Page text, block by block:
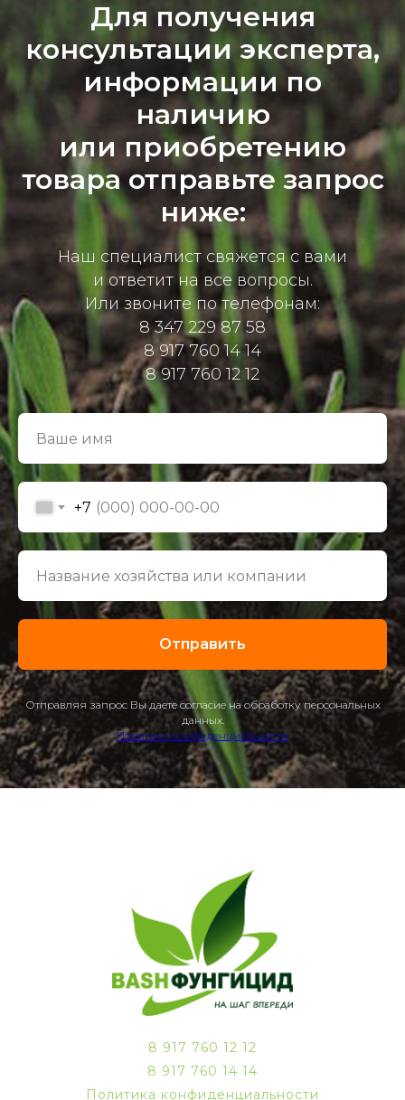
Для получения
консультации эксперта,
информации по
наличию
или приобретению
товара отправьте запрос
ниже:
Наш специалист свяжется с вами
и ответит на все вопросы.
Или звоните по телефонам:
8 347 229 87 58
8 917 760 14 14
8 917 760 12 12
+7
Отправить
Отправляя запрос Вы даете согласие на обработку персональных
данных.
Политика конфиденциальности
8 917 760 12 12
8 917 760 14 14
Политика конфиденциальности